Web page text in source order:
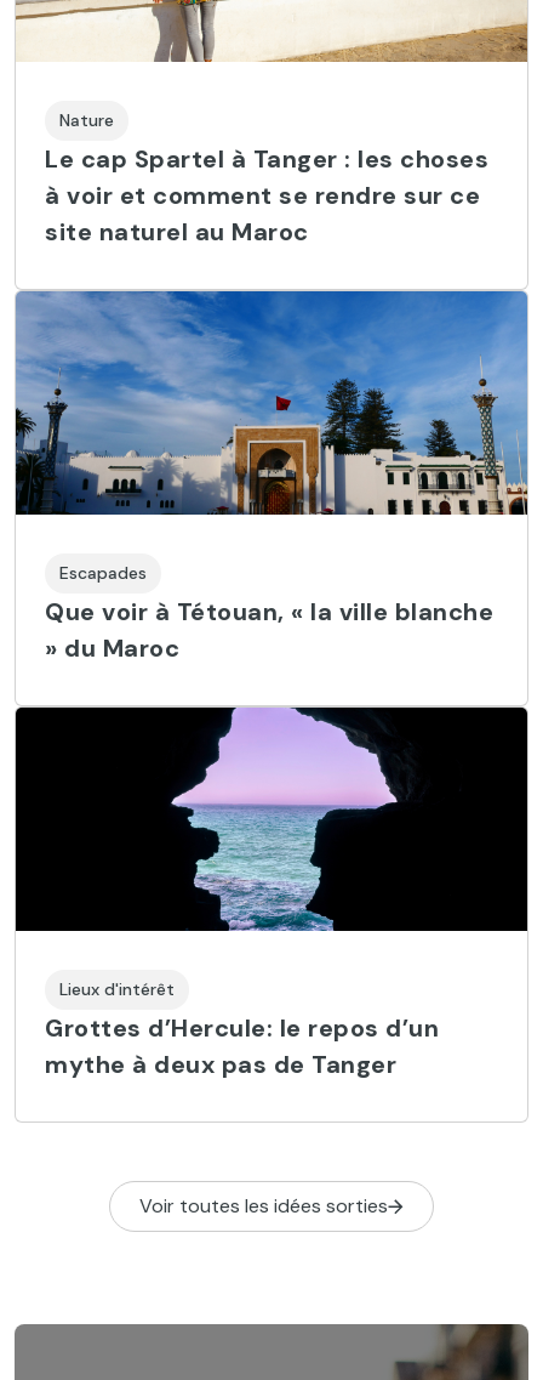
Nature
Le cap Spartel à Tanger : les choses
à voir et comment se rendre sur ce
site naturel au Maroc
Escapades
Que voir à Tétouan, « la ville blanche
» du Maroc
Lieux d'intérêt
Grottes d’Hercule: le repos d’un
mythe à deux pas de Tanger
Voir toutes les idées sorties